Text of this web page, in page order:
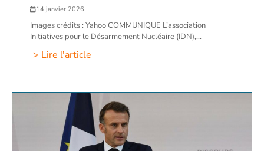
14 janvier 2026
Images crédits : Yahoo COMMUNIQUE L’association
Initiatives pour le Désarmement Nucléaire (IDN),...
> Lire l'article